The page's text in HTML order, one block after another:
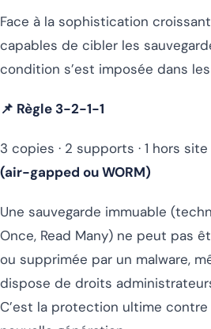
Face à la sophistication
capables de cibler les
condition s’est imposée dans
📌 Règle 3-2-1-1
3 copies · 2 supports · 1 hors site
(air-gapped ou WORM)
Une sauvegarde immuable
Once, Read Many) ne peut pas
ou supprimée par un malware,
dispose de droits
C’est la protection ultime contre